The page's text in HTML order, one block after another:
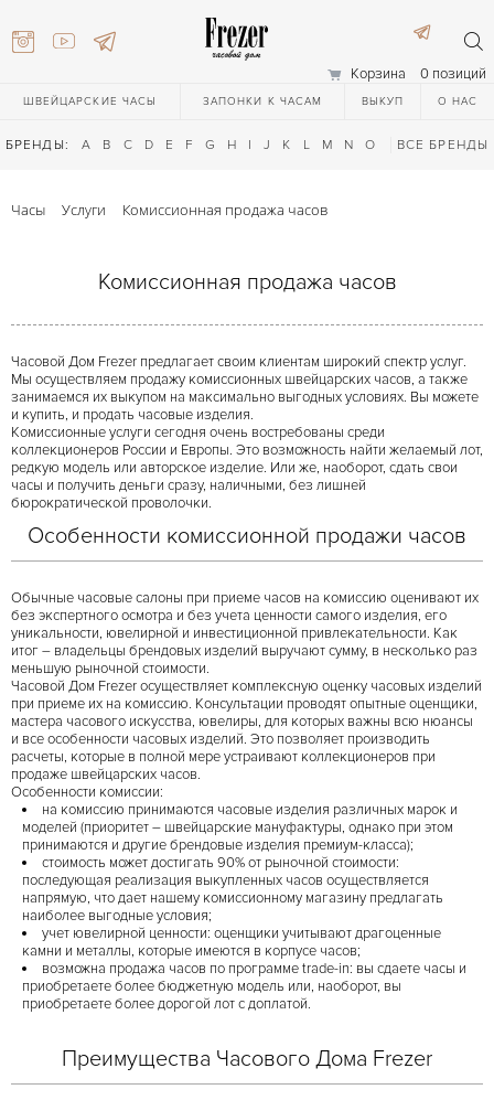
Корзина 0 позиций
ШВЕЙЦАРСКИЕ ЧАСЫ ЗАПОНКИ К ЧАСАМ ВЫКУП О НАС
БРЕНДЫ: A B C D E F G H I J K L M N O Q R S T
ВСЕ БРЕНДЫ
27-44
27-44
Часы Услуги Комиссионная продажа часов
Комиссионная продажа часов
Часовой Дом Frezer предлагает своим клиентам широкий спектр услуг.
Мы осуществляем продажу комиссионных швейцарских часов, а также
занимаемся их выкупом на максимально выгодных условиях. Вы можете
и купить, и продать часовые изделия.
Комиссионные услуги сегодня очень востребованы среди
коллекционеров России и Европы. Это возможность найти желаемый лот,
редкую модель или авторское изделие. Или же, наоборот, сдать свои
часы и получить деньги сразу, наличными, без лишней
бюрократической проволочки.
Особенности комиссионной продажи часов
Обычные часовые салоны при приеме часов на комиссию оценивают их
без экспертного осмотра и без учета ценности самого изделия, его
уникальности, ювелирной и инвестиционной привлекательности. Как
итог – владельцы брендовых изделий выручают сумму, в несколько раз
меньшую рыночной стоимости.
Часовой Дом Frezer осуществляет комплексную оценку часовых изделий
при приеме их на комиссию. Консультации проводят опытные оценщики,
мастера часового искусства, ювелиры, для которых важны всю нюансы
и все особенности часовых изделий. Это позволяет производить
расчеты, которые в полной мере устраивают коллекционеров при
продаже швейцарских часов.
Особенности комиссии:
на комиссию принимаются часовые изделия различных марок и
моделей (приоритет – швейцарские мануфактуры, однако при этом
принимаются и другие брендовые изделия премиум-класса);
стоимость может достигать 90% от рыночной стоимости:
последующая реализация выкупленных часов осуществляется
напрямую, что дает нашему комиссионному магазину предлагать
наиболее выгодные условия;
учет ювелирной ценности: оценщики учитывают драгоценные
камни и металлы, которые имеются в корпусе часов;
возможна продажа часов по программе trade-in: вы сдаете часы и
приобретаете более бюджетную модель или, наоборот, вы
приобретаете более дорогой лот с доплатой.
Преимущества Часового Дома Frezer